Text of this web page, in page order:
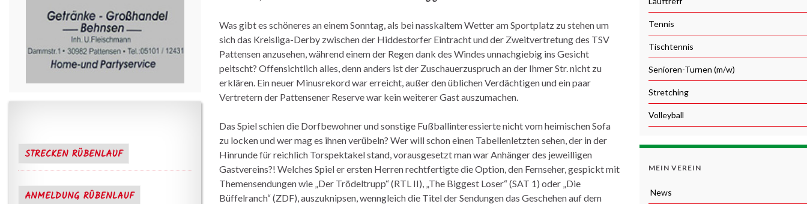
STRECKEN RÜBENLAUF
ANMELDUNG RÜBENLAUF
Was gibt es schöneres an einem Sonntag, als bei nasskaltem Wetter am Sportplatz zu stehen um
sich das Kreisliga-Derby zwischen der Hiddestorfer Eintracht und der Zweitvertretung des TSV
Pattensen anzusehen, während einem der Regen dank des Windes unnachgiebig ins Gesicht
peitscht? Offensichtlich alles, denn anders ist der Zuschauerzuspruch an der Ihmer Str. nicht zu
erklären. Ein neuer Minusrekord war erreicht, außer den üblichen Verdächtigen und ein paar
Vertretern der Pattensener Reserve war kein weiterer Gast auszumachen.
Das Spiel schien die Dorfbewohner und sonstige Fußballinteressierte nicht vom heimischen Sofa
zu locken und wer mag es ihnen verübeln? Wer will schon einen Tabellenletzten sehen, der in der
Hinrunde für reichlich Torspektakel stand, vorausgesetzt man war Anhänger des jeweilligen
Gastvereins?! Welches Spiel er ersten Herren rechtfertigte die Option, den Fernseher, gespickt mit
Themensendungen wie „Der Trödeltrupp“ (RTL II), „The Biggest Loser“ (SAT 1) oder „Die
Büffelranch“ (ZDF), auszuknipsen, wenngleich die Titel der Sendungen das Geschehen auf dem
Tennis
Tischtennis
Senioren-Turnen (m/w)
Stretching
Volleyball
MEIN VEREIN
News